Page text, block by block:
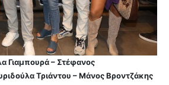
Γιαμπουρά – Στέφανος
Τριάντου – Μάνος Βροντζάκης